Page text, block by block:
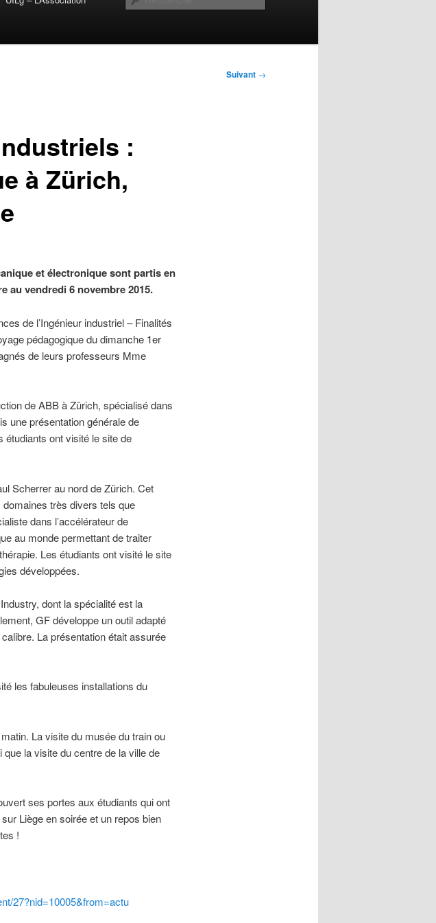
Suivant →
:
à Zürich,
et électronique sont partis en
au vendredi 6 novembre 2015.
de l’Ingénieur industriel – Finalités
pédagogique du dimanche 1er
de leurs professeurs Mme
de ABB à Zürich, spécialisé dans
une présentation générale de
étudiants ont visité le site de
Scherrer au nord de Zürich. Cet
très divers tels que
dans l’accélérateur de
au monde permettant de traiter
Les étudiants ont visité le site
développées.
dont la spécialité est la
GF développe un outil adapté
La présentation était assurée
les fabuleuses installations du
La visite du musée du train ou
la visite du centre de la ville de
ses portes aux étudiants qui ont
Liège en soirée et un repos bien
!
27?nid=10005&from=actu